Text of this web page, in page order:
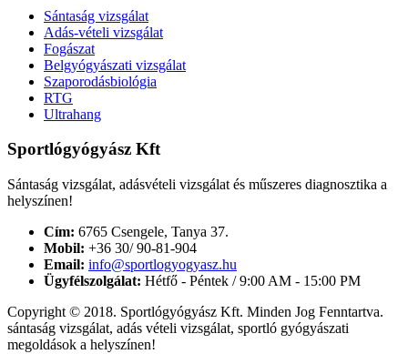
Sántaság vizsgálat
Adás-vételi vizsgálat
Fogászat
Belgyógyászati vizsgálat
Szaporodásbiológia
RTG
Ultrahang
Sportlógyógyász Kft
Sántaság vizsgálat, adásvételi vizsgálat és műszeres diagnosztika a
helyszínen!
Cím: 6765 Csengele, Tanya 37.
Mobil: +36 30/ 90-81-904
Email: info@sportlogyogyasz.hu
Ügyfélszolgálat: Hétfő - Péntek / 9:00 AM - 15:00 PM
Copyright © 2018. Sportlógyógyász Kft. Minden Jog Fenntartva.
sántaság vizsgálat, adás vételi vizsgálat, sportló gyógyászati
megoldások a helyszínen!